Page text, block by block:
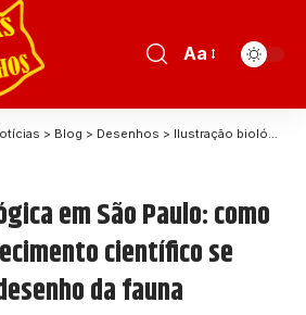
Aa
> Blog > Desenhos > Ilustração biológica em São Paulo: como a arte e o conhecimento científico se encontram no desenho da fauna
em São Paulo: como
científico se
da fauna